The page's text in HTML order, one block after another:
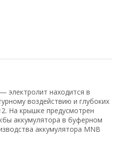
электролит находится в
воздействию и глубоких
На крышке предусмотрен
аккумулятора в буферном
аккумулятора MNB